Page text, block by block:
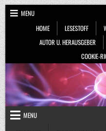
Skip
to
content
MENU
HOME
LESESTOFF
AUTOR U. HERAUSGEBER
COOKIE-
MENU